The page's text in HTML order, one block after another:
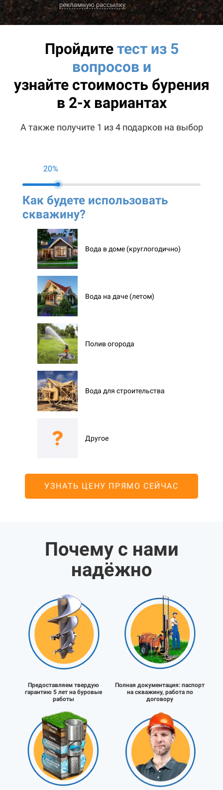
рекламную рассылку
Пройдитетест из 5
вопросов и
узнайте стоимость бурения
в 2-х вариантах
А также получите 1 из 4 подарков на выбор
20%
Как будете использовать
скважину?
Вода в доме (круглогодично)
Вода на даче (летом)
Полив огорода
Вода для строительства
Другое
УЗНАТЬ ЦЕНУ ПРЯМО СЕЙЧАС
Почему с нами
надёжно
Предоставляем твердую
гарантию 5 лет на буровые
работы
Полная документация: паспорт
на скважину, работа по
договору